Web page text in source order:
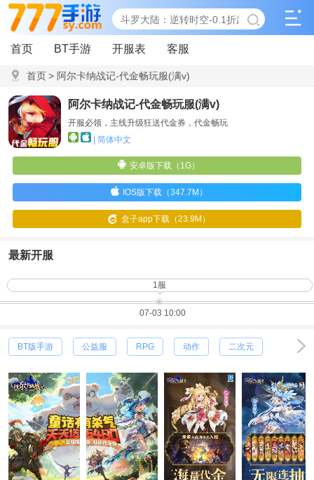
首页 BT手游 开服表 客服
首页> 阿尔卡纳战记-代金畅玩服(满v)
阿尔卡纳战记-代金畅玩服(满v)
开服必领，主线升级狂送代金券，代金畅玩
| 简体中文
安卓版下载（1G）
IOS版下载（347.7M）
盒子app下载（23.9M）
最新开服
1服
07-03 10:00
BT版手游 公益服 RPG 动作 二次元